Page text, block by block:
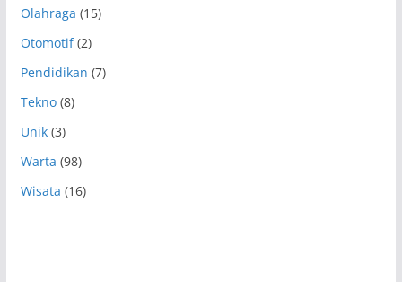
Olahraga (15)
Otomotif(2)
Pendidikan (7)
Tekno(8)
Unik(3)
Warta (98)
Wisata (16)